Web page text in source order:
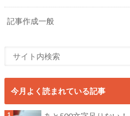
記事作成一般
今月よく読まれている記事